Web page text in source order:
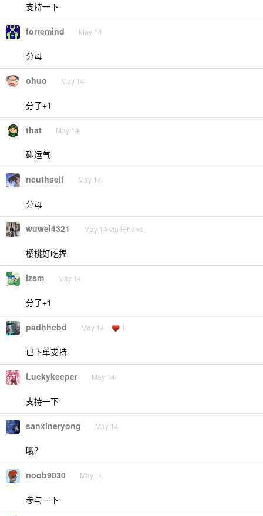
支持一下
forremind May 14
分母
ohuo May 14
分子+1
that May 14
碰运气
neuthself May 14
分母
wuwei4321 May 14 via iPhone
樱桃好吃捏
izsm May 14
分子+1
padhhcbd May 14 1
已下单支持
Luckykeeper May 14
支持一下
sanxineryong May 14
哦？
noob9030 May 14
参与一下